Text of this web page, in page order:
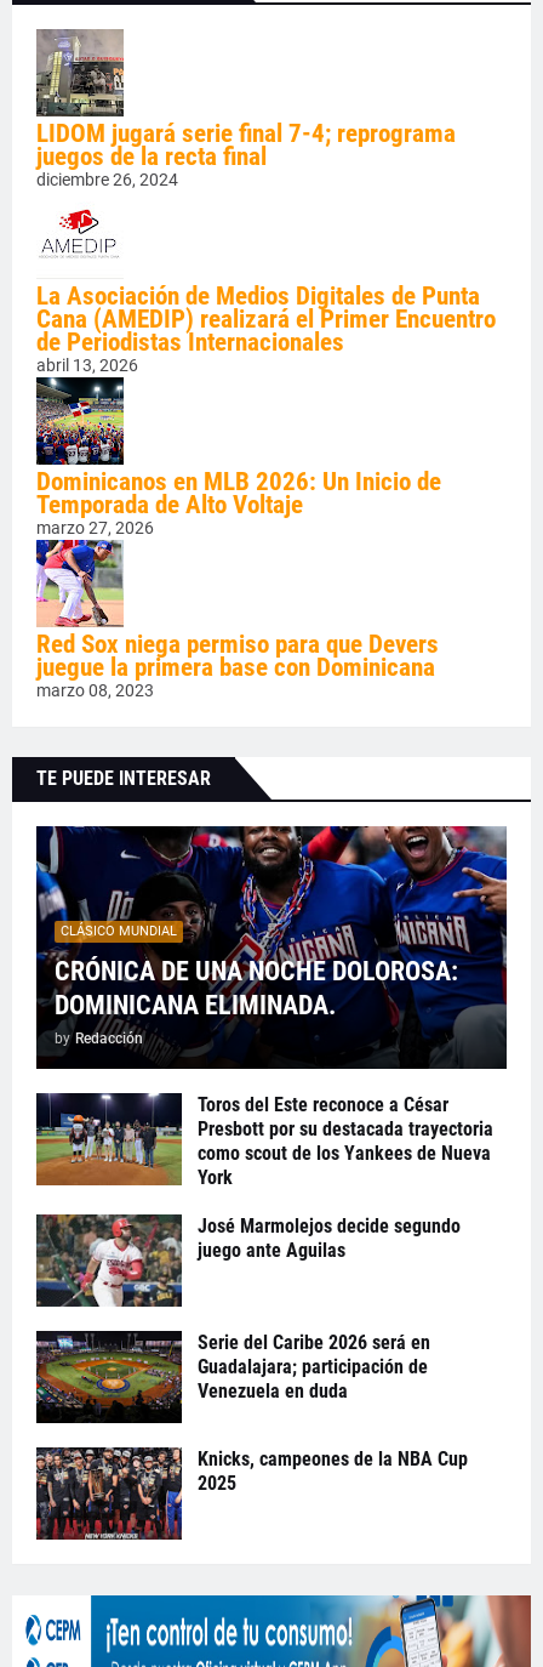
LIDOM jugará serie final 7-4; reprograma
juegos de la recta final
diciembre 26, 2024
La Asociación de Medios Digitales de Punta
Cana (AMEDIP) realizará el Primer Encuentro
de Periodistas Internacionales
abril 13, 2026
Dominicanos en MLB 2026: Un Inicio de
Temporada de Alto Voltaje
marzo 27, 2026
Red Sox niega permiso para que Devers
juegue la primera base con Dominicana
marzo 08, 2023
TE PUEDE INTERESAR
CLÁSICO MUNDIAL
CRÓNICA DE UNA NOCHE DOLOROSA:
DOMINICANA ELIMINADA.
by Redacción
Toros del Este reconoce a César
Presbott por su destacada trayectoria
como scout de los Yankees de Nueva
York
José Marmolejos decide segundo
juego ante Aguilas
Serie del Caribe 2026 será en
Guadalajara; participación de
Venezuela en duda
Knicks, campeones de la NBA Cup
2025